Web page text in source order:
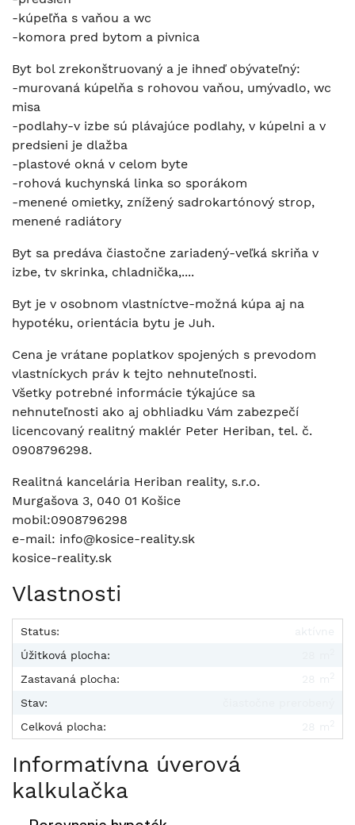
-kúpeľňa s vaňou a wc
-komora pred bytom a pivnica
Byt bol zrekonštruovaný a je ihneď obývateľný:
-murovaná kúpelňa s rohovou vaňou, umývadlo, wc
misa
-podlahy-v izbe sú plávajúce podlahy, v kúpelni a v
predsieni je dlažba
-plastové okná v celom byte
-rohová kuchynská linka so sporákom
-menené omietky, znížený sadrokartónový strop,
menené radiátory
Byt sa predáva čiastočne zariadený-veľká skriňa v
izbe, tv skrinka, chladnička,....
Byt je v osobnom vlastníctve-možná kúpa aj na
hypotéku, orientácia bytu je Juh.
Cena je vrátane poplatkov spojených s prevodom
vlastníckych práv k tejto nehnuteľnosti.
Všetky potrebné informácie týkajúce sa
nehnuteľnosti ako aj obhliadku Vám zabezpečí
licencovaný realitný maklér Peter Heriban, tel. č.
0908796298.
Realitná kancelária Heriban reality, s.r.o.
Murgašova 3, 040 01 Košice
mobil:0908796298
e-mail: info@kosice-reality.sk
kosice-reality.sk
Vlastnosti
Status:
Úžitková plocha:
Zastavaná plocha:
Stav:
Celková plocha:
Informatívna úverová
kalkulačka